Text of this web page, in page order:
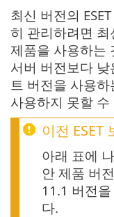
최신 버전의
히 관리하려면
제품을 사용하는
서버 버전보다
트 버전을 사용
사용하지 못할 수
이전 ESET
아래 표에
안 제품 버
11.1 버전
다.